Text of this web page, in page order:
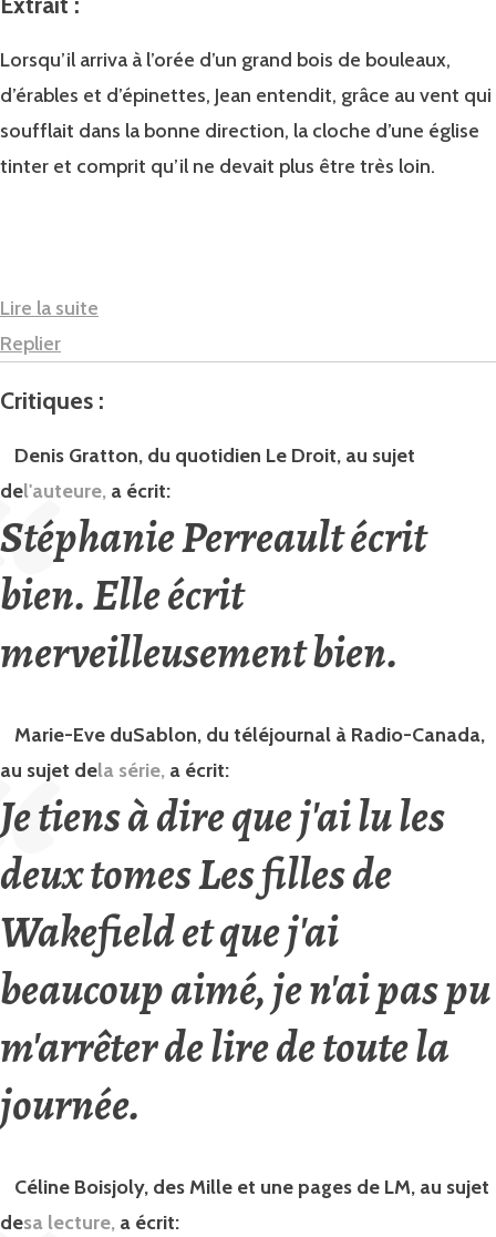
Lorsqu’il arriva à l’orée d’un grand bois de bou­leaux,
d’érables et d’épinettes, Jean entendit, grâce au vent qui
soufflait dans la bonne direc­tion, la cloche d’une église
tinter et comprit qu’il ne devait plus être très loin.
Lire la suite
Replier
Critiques :
Denis Gratton, du quotidien Le Droit, au sujet
del'auteure, a écrit:
Stéphanie Perreault écrit
bien. Elle écrit
merveilleusement bien.
Marie-Eve duSablon, du téléjournal à Radio-Canada,
au sujet dela série, a écrit:
Je tiens à dire que j'ai lu les
deux tomes Les filles de
Wakefield et que j'ai
beaucoup aimé, je n'ai pas pu
m'arrêter de lire de toute la
journée.
Céline Boisjoly, des Mille et une pages de LM, au sujet
desa lecture, a écrit: